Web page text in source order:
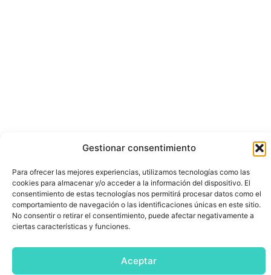
Gestionar consentimiento
Para ofrecer las mejores experiencias, utilizamos tecnologías como las
cookies para almacenar y/o acceder a la información del dispositivo. El
consentimiento de estas tecnologías nos permitirá procesar datos como el
comportamiento de navegación o las identificaciones únicas en este sitio.
No consentir o retirar el consentimiento, puede afectar negativamente a
ciertas características y funciones.
Aceptar